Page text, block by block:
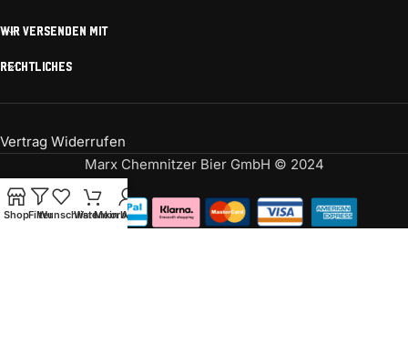
WIR VERSENDEN MIT
RECHTLICHES
Vertrag Widerrufen
Marx Chemnitzer Bier GmbH © 2024
ShopFilter
WunschlisteWarenkorb
Mein Account